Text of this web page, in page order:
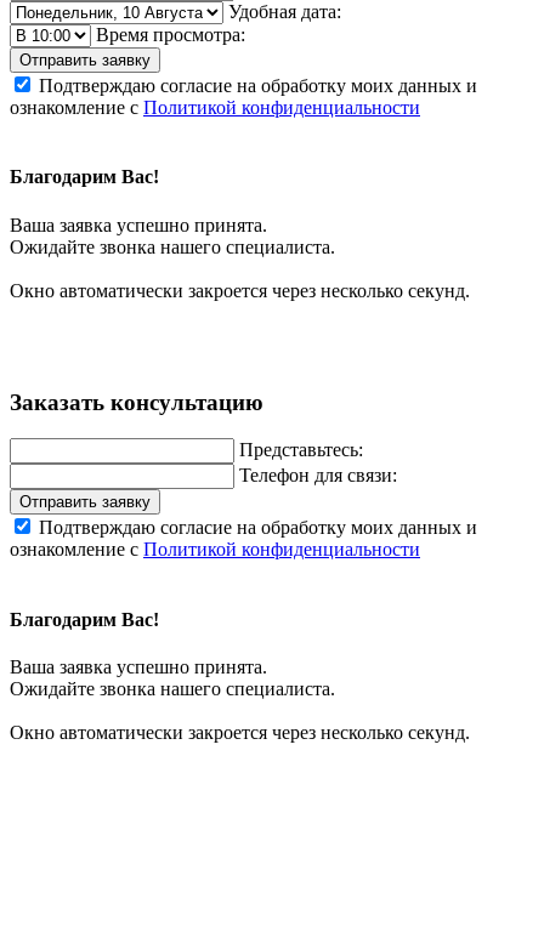
Удобная дата:
Время просмотра:
Отправить заявку
Подтверждаю согласие на обработку моих данных и
ознакомление с Политикой конфиденциальности
Благодарим Вас!
Ваша заявка успешно принята.
Ожидайте звонка нашего специалиста.
Окно автоматически закроется через несколько секунд.
Заказать консультацию
Представьтесь:
Телефон для связи:
Отправить заявку
Подтверждаю согласие на обработку моих данных и
ознакомление с Политикой конфиденциальности
Благодарим Вас!
Ваша заявка успешно принята.
Ожидайте звонка нашего специалиста.
Окно автоматически закроется через несколько секунд.